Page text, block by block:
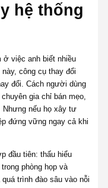
hệ thống
ở việc anh biết nhiều
công cụ thay đổi
đổi. Cách người dùng
gia chỉ bán mẹo,
Nhưng nếu họ xây tư
đứng vững ngay cả khi
đầu tiên: thấu hiểu
phòng họp và
trình đào sâu vào nỗi